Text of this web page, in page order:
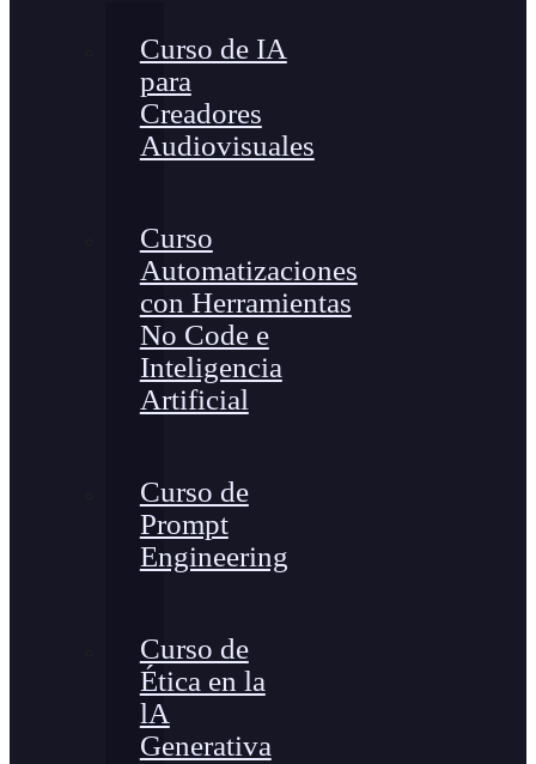
Curso de IA
para
Creadores
Audiovisuales
Curso
Automatizaciones
con Herramientas
No Code e
Inteligencia
Artificial
Curso de
Prompt
Engineering
Curso de
Ética en la
lA
Generativa